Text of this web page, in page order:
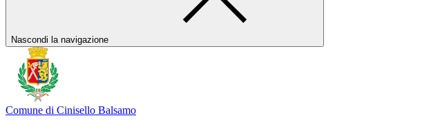
Nascondi la navigazione
Comune di Cinisello Balsamo